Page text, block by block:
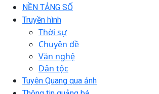
NỀN TẢNG SỐ
Truyền hình
Thời sự
Chuyên đề
Văn nghệ
Dân tộc
Tuyên Quang qua ảnh